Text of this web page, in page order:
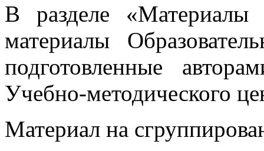
В разделе «Материалы
материалы
подготовленные
Учебно-методического
Материал на